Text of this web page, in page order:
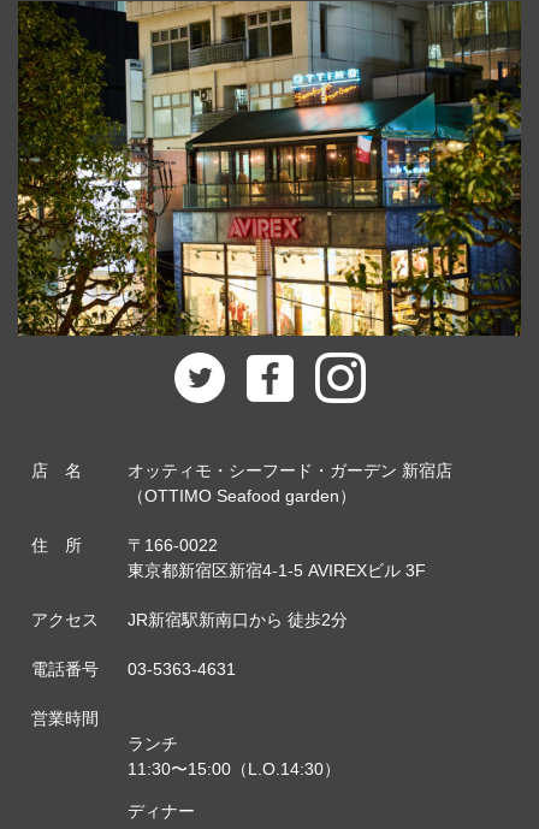
店 名
オッティモ・シーフード・ガーデン 新宿店
（OTTIMO Seafood garden）
住 所
〒166-0022
東京都新宿区新宿4-1-5 AVIREXビル 3F
アクセス JR新宿駅新南口から 徒歩2分
電話番号 03-5363-4631
営業時間
ランチ
11:30〜15:00（L.O.14:30）
ディナー